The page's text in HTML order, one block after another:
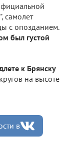
самолет
с опозданием.
был густой
к Брянску
на высоте
в